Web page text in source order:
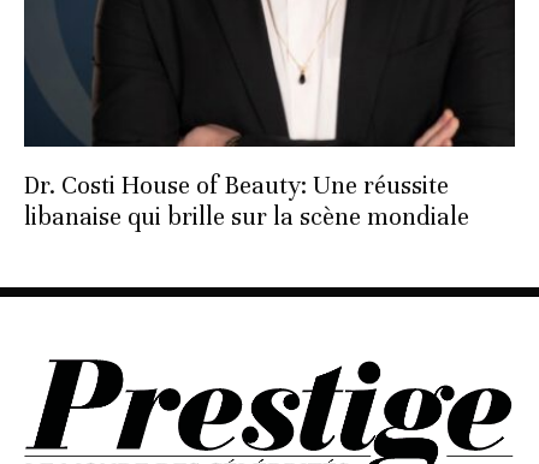
Dr. Costi House of Beauty: Une réussite
libanaise qui brille sur la scène mondiale